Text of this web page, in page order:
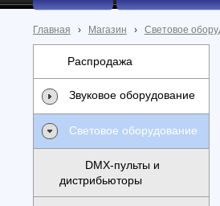
Главная › Магазин › Световое
Распродажа
Звуковое оборудование
Световое оборудование
DMX-пульты и
дистрибьюторы